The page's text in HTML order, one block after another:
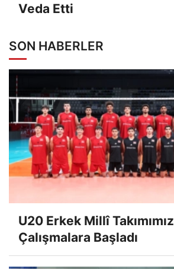
Veda Etti
SON HABERLER
U20 Erkek Millî Takımımız
Çalışmalara Başladı